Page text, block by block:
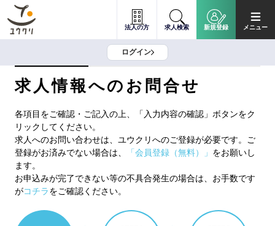
法人の方 求人検索 新規登録 メニュー
ログイン
求人情報へのお問合せ
各項目をご確認・ご記入の上、「入力内容の確認」ボタンをク
リックしてください。
求人へのお問い合わせは、ユウクリへのご登録が必要です。ご
登録がお済みでない場合は、
「会員登録（無料）」 をお願いし
ます。
お申込みが完了できない等の不具合発生の場合は、お手数です
がコチラをご確認ください。